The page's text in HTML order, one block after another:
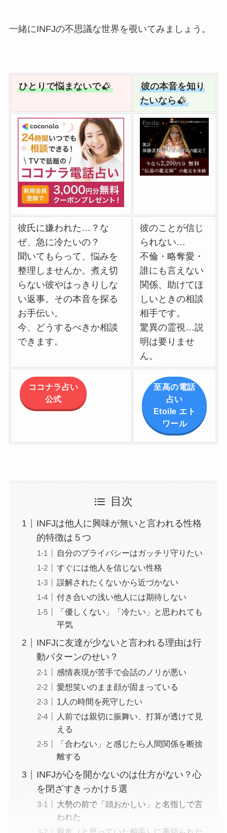
一緒にINFJの不思議な世界を覗いてみましょう。
ひとりで悩まないで
彼の本音を知り
たいなら
彼氏に嫌われた…？な
ぜ、急に冷たいの？
聞いてもらって、悩みを
整理しませんか。煮え切
らない彼やはっきりしな
い返事。その本音を探る
お手伝い。
今、どうするべきか相談
できます。
彼のことが信じ
られない…
不倫・略奪愛・
誰にも言えない
関係、助けてほ
しいときの相談
相手です。
驚異の霊視…説
明は要りませ
ん。
ココナラ占い
公式
至高の電話
占い
Etoile エト
ワール
目次
INFJは他人に興味が無いと言われる性格
的特徴は５つ
自分のプライバシーはガッチリ守りたい
すぐには他人を信じない性格
誤解されたくないから近づかない
付き合いの浅い他人には期待しない
「優しくない」「冷たい」と思われても
平気
INFJに友達が少ないと言われる理由は行
動パターンのせい？
感情表現が苦手で会話のノリが悪い
愛想笑いのまま顔が固まっている
1人の時間を死守したい
人前では親切に振舞い、打算が透けて見
える
「合わない」と感じたら人間関係を断捨
離する
INFJが心を開かないのは仕方がない？心
を閉ざすきっかけ５選
大勢の前で「頭おかしい」と名指しで言
われた